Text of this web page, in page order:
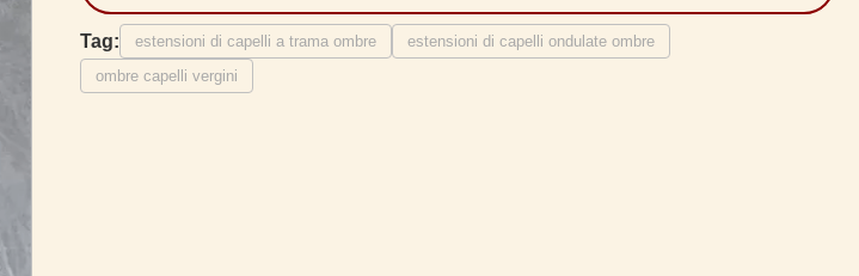
Tag: estensioni di capelli a trama ombre
estensioni di capelli ondulate ombre
ombre capelli vergini